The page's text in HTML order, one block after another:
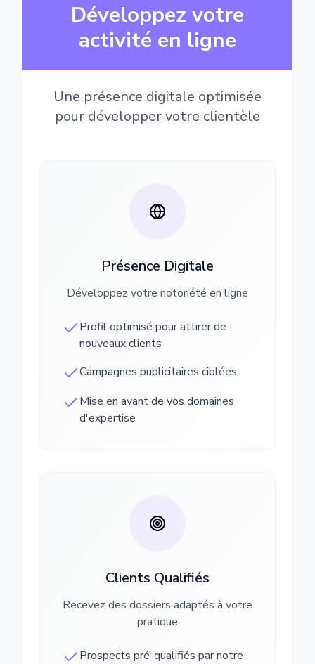
Développez votre
activité en ligne
Une présence digitale optimisée
pour développer votre clientèle
Présence Digitale
Développez votre notoriété en ligne
Profil optimisé pour attirer de
nouveaux clients
Campagnes publicitaires ciblées
Mise en avant de vos domaines
d'expertise
Clients Qualifiés
Recevez des dossiers adaptés à votre
pratique
Prospects pré-qualifiés par notre